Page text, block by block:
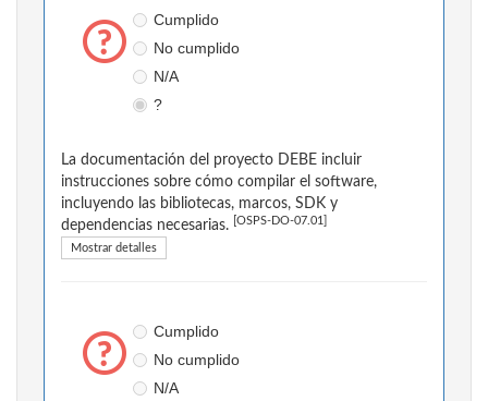
Cumplido
No cumplido
N/A
?
La documentación del proyecto DEBE incluir
instrucciones sobre cómo compilar el software,
incluyendo las bibliotecas, marcos, SDK y
dependencias necesarias.
[OSPS-DO-07.01]
Mostrar detalles
Cumplido
No cumplido
N/A